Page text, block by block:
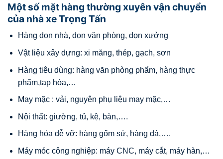
Một số mặt hàng thường xuyên vận chuyển
của nhà xe Trọng Tấn
Hàng dọn nhà, dọn văn phòng, dọn xưởng
Vật liệu xây dựng: xi măng, thép, gạch, sơn
Hàng tiêu dùng: hàng văn phòng phẩm, hàng thực
phẩm,tạp hóa,…
May mặc : vải, nguyên phụ liệu may mặc,…
Nội thất: giường, tủ, kệ, bàn,….
Hàng hóa dễ vỡ: hàng gốm sứ, hàng đá,….
Máy móc công nghiệp: máy CNC, máy cắt, máy hàn,…